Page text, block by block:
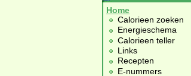
Home
Calorieen zoeken
Energieschema
Calorieen teller
Links
Recepten
E-nummers